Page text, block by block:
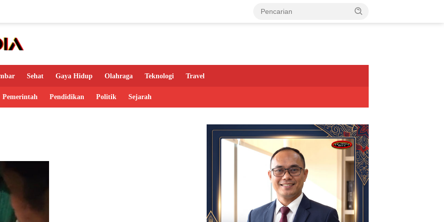
Sehat Gaya Hidup Olahraga Teknologi Travel
Pemerintah Pendidikan Politik Sejarah